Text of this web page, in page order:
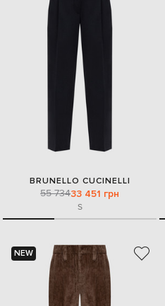
BRUNELLO CUCINELLI
55 73433 451 грн
S
NEW